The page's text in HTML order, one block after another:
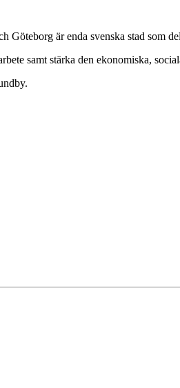
Göteborg är enda svenska stad som
samt stärka den ekonomiska,